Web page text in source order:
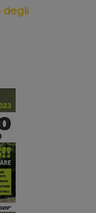
degli